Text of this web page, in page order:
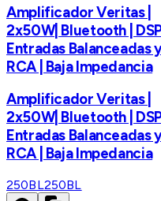
Amplificador Veritas |
2x50W| Bluetooth | DSP
Entradas Balanceadas
RCA | Baja Impedancia
Amplificador Veritas |
2x50W| Bluetooth | DSP
Entradas Balanceadas
RCA | Baja Impedancia
250BL250BL